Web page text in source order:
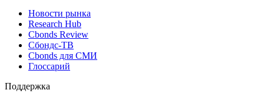
Новости рынка
Research Hub
Cbonds Review
Сбондс-ТВ
Cbonds для СМИ
Глоссарий
Поддержка